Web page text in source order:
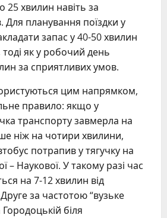
25 хвилин навіть за
Для планування поїздки у
запас у 40-50 хвилин
як у робочий день
за сприятливих умов.
цим напрямком,
правило: якщо у
транспорту завмерла на
ніж на чотири хвилини,
потрапив у тягучку на
– Наукової. У такому разі час
на 7-12 хвилин від
за частотою “вузьке
Городоцькій біля